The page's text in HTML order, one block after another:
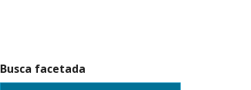
Busca facetada